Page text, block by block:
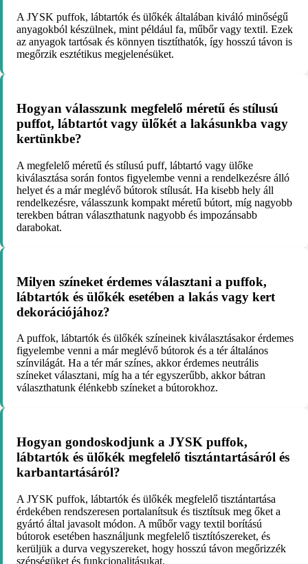
A JYSK puffok, lábtartók és ülőkék általában kiváló minőségű
anyagokból készülnek, mint például fa, műbőr vagy textil. Ezek
az anyagok tartósak és könnyen tisztíthatók, így hosszú távon is
megőrzik esztétikus megjelenésüket.
Hogyan válasszunk megfelelő méretű és stílusú
puffot, lábtartót vagy ülőkét a lakásunkba vagy
kertünkbe?
A megfelelő méretű és stílusú puff, lábtartó vagy ülőke
kiválasztása során fontos figyelembe venni a rendelkezésre álló
helyet és a már meglévő bútorok stílusát. Ha kisebb hely áll
rendelkezésre, válasszunk kompakt méretű bútort, míg nagyobb
terekben bátran választhatunk nagyobb és impozánsabb
darabokat.
Milyen színeket érdemes választani a puffok,
lábtartók és ülőkék esetében a lakás vagy kert
dekorációjához?
A puffok, lábtartók és ülőkék színeinek kiválasztásakor érdemes
figyelembe venni a már meglévő bútorok és a tér általános
színvilágát. Ha a tér már színes, akkor érdemes neutrális
színeket választani, míg ha a tér egyszerűbb, akkor bátran
választhatunk élénkebb színeket a bútorokhoz.
Hogyan gondoskodjunk a JYSK puffok,
lábtartók és ülőkék megfelelő tisztántartásáról és
karbantartásáról?
A JYSK puffok, lábtartók és ülőkék megfelelő tisztántartása
érdekében rendszeresen portalanítsuk és tisztítsuk meg őket a
gyártó által javasolt módon. A műbőr vagy textil borítású
bútorok esetében használjunk megfelelő tisztítószereket, és
kerüljük a durva vegyszereket, hogy hosszú távon megőrizzék
szépségüket és funkcionalitásukat.